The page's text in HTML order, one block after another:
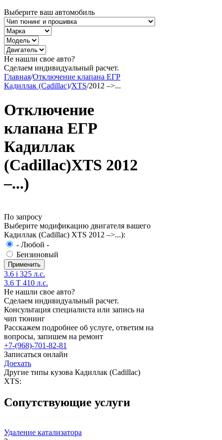
Выберите ваш автомобиль
Не нашли свое авто?
Сделаем индивидуальный расчет.
Главная/Отключение клапана ЕГР
Кадиллак (Cadillac)/XTS/2012 –>...
Отключение
клапана ЕГР
Кадиллак
(Cadillac)XTS 2012
–...)
По запросу
Выберите модификацию двигателя вашего
Кадиллак (Cadillac) XTS 2012 –>...):
- Любой -
Бензиновый
3.6 i 325 л.с.
3.6 T 410 л.с.
Не нашли свое авто?
Сделаем индивидуальный расчет.
Консультация специалиста или запись на
чип тюнинг
Расскажем подробнее об услуге, ответим на
вопросы, запишем на ремонт
+7-(968)-701-82-81
Записаться онлайн
Доехать
Другие типы кузова Кадиллак (Cadillac)
XTS:
Сопутствующие услуги
Удаление катализатора